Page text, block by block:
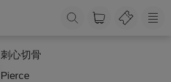
刺心切骨
Pierce